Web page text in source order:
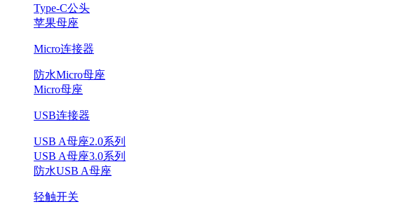
Type-C公头
苹果母座
Micro连接器
防水Micro母座
Micro母座
USB连接器
USB A母座2.0系列
USB A母座3.0系列
防水USB A母座
轻触开关